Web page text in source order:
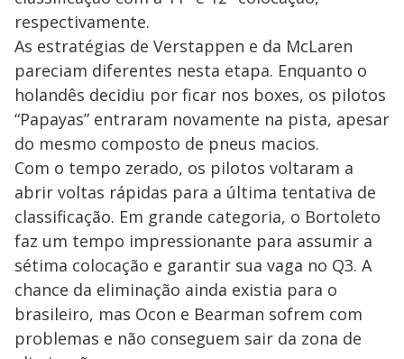
respectivamente.
As estratégias de Verstappen e da McLaren
pareciam diferentes nesta etapa. Enquanto o
holandês decidiu por ficar nos boxes, os pilotos
“Papayas” entraram novamente na pista, apesar
do mesmo composto de pneus macios.
Com o tempo zerado, os pilotos voltaram a
abrir voltas rápidas para a última tentativa de
classificação. Em grande categoria, o Bortoleto
faz um tempo impressionante para assumir a
sétima colocação e garantir sua vaga no Q3. A
chance da eliminação ainda existia para o
brasileiro, mas Ocon e Bearman sofrem com
problemas e não conseguem sair da zona de